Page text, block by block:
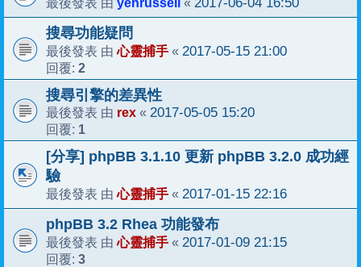
搜尋功能疑問
最後發表 由心靈捕手 « 2017-05-15 21:00
回覆: 2
搜尋引擎的差異性
最後發表 由 rex « 2017-05-05 15:20
回覆: 1
[分享] phpBB 3.1.10 更新 phpBB 3.2.0 成功經
驗
最後發表 由心靈捕手 « 2017-01-15 22:16
phpBB 3.2 Rhea 功能發布
最後發表 由心靈捕手 « 2017-01-09 21:15
回覆: 3